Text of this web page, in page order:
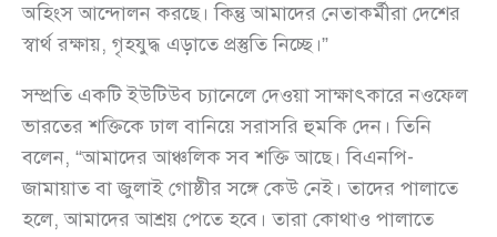
অহিংস আন্দোলন করছে। কিন্তু আমাদের নেতাকর্মীরা দেশের
স্বার্থ রক্ষায়, গৃহযুদ্ধ এড়াতে প্রস্তুতি নিচ্ছে।”
সম্প্রতি একটি ইউটিউব চ্যানেলে দেওয়া সাক্ষাৎকারে নওফেল
ভারতের শক্তিকে ঢাল বানিয়ে সরাসরি হুমকি দেন। তিনি
বলেন, “আমাদের আঞ্চলিক সব শক্তি আছে। বিএনপি-
জামায়াত বা জুলাই গোষ্ঠীর সঙ্গে কেউ নেই। তাদের পালাতে
হলে, আমাদের আশ্রয় পেতে হবে। তারা কোথাও পালাতে